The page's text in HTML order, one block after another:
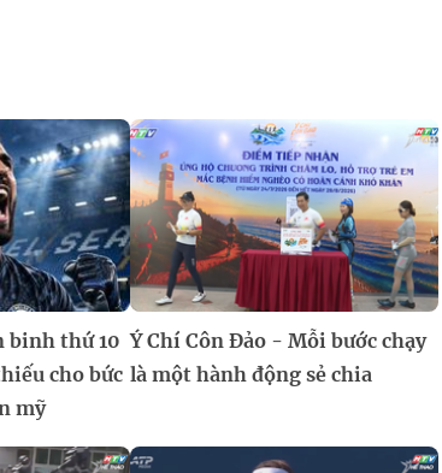
binh thứ 10
cho bức
mỹ
Ý Chí Côn Đảo - Mỗi bước chạy
là một hành động sẻ chia